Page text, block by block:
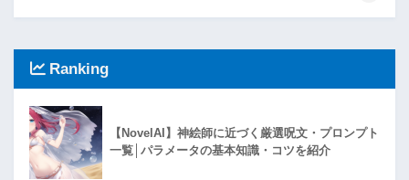
Ranking
【NovelAI】神絵師に近づく厳選呪文・プロンプト
一覧│パラメータの基本知識・コツを紹介